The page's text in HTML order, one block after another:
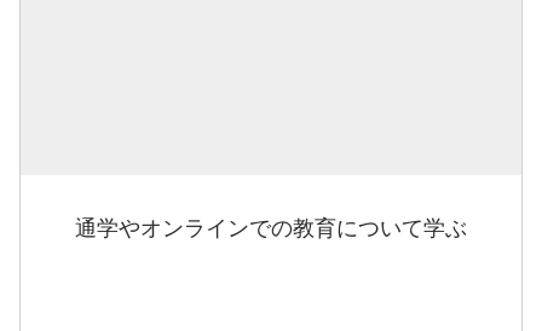
通学やオンラインでの教育について学ぶ